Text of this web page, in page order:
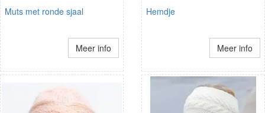
Muts met ronde sjaal
Meer info
Hemdje
Meer info